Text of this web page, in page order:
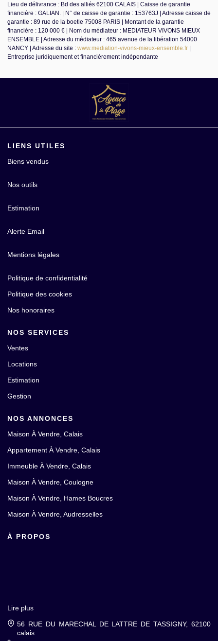
Lieu de délivrance : Bd des alliés 62100 CALAIS | Caisse de garantie
financière : GALIAN. | N° de caisse de garantie : 153763J | Adresse caisse de
garantie : 89 rue de la boetie 75008 PARIS | Montant de la garantie
financière : 120 000 € | Nom du médiateur : MEDIATEUR VIVONS MIEUX
ENSEMBLE | Adresse du médiateur : 465 avenue de la libération 54000
NANCY | Adresse du site : www.mediation-vivons-mieux-ensemble.fr |
Entreprise juridiquement et financièrement indépendante
LIENS UTILES
Biens vendus
Nos outils
Estimation
Alerte Email
Mentions légales
Politique de confidentialité
Politique des cookies
Nos honoraires
NOS SERVICES
Ventes
Locations
Estimation
Gestion
NOS ANNONCES
Maison À Vendre, Calais
Appartement À Vendre, Calais
Immeuble À Vendre, Calais
Maison À Vendre, Coulogne
Maison À Vendre, Hames Boucres
Maison À Vendre, Audresselles
À PROPOS
Lire plus
56 RUE DU MARECHAL DE LATTRE DE TASSIGNY, 62100
calais